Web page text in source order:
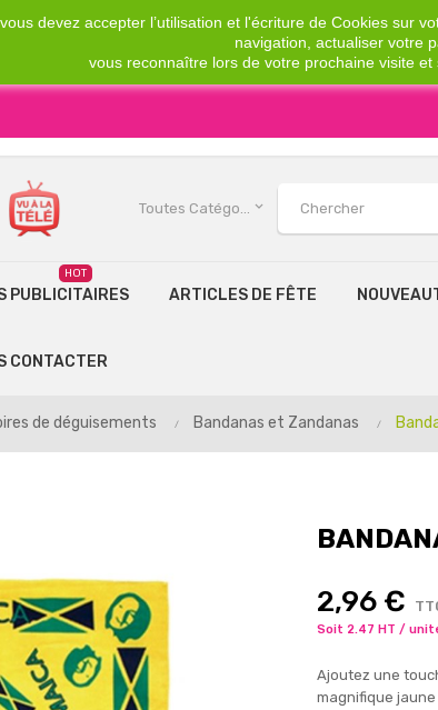
devez accepter l’utilisation et l'écriture de Cookies sur
navigation, actualiser votre
vous reconnaître lors de votre prochaine visite et
Toutes Catégories keyboard_arrow_down
PUBLICITAIRES
HOT
ARTICLES DE FÊTE
CONTACTER
de déguisements Bandanas et Zandanas
2,96 €
Soit 2.47 HT /
Ajoutez une
magnifique